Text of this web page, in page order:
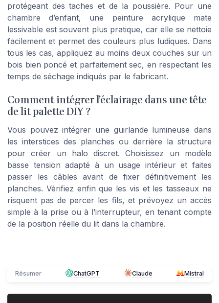
protégeant des taches et de la poussière. Pour une
chambre d’enfant, une peinture acrylique mate
lessivable est souvent plus pratique, car elle se nettoie
facilement et permet des couleurs plus ludiques. Dans
tous les cas, appliquez au moins deux couches sur un
bois bien poncé et parfaitement sec, en respectant les
temps de séchage indiqués par le fabricant.
Comment intégrer l’éclairage dans une tête
de lit palette DIY ?
Vous pouvez intégrer une guirlande lumineuse dans
les interstices des planches ou derrière la structure
pour créer un halo discret. Choisissez un modèle
basse tension adapté à un usage intérieur et faites
passer les câbles avant de fixer définitivement les
planches. Vérifiez enfin que les vis et les tasseaux ne
risquent pas de percer les fils, et prévoyez un accès
simple à la prise ou à l’interrupteur, en tenant compte
de la position réelle du lit dans la chambre.
Résumer ChatGPT Claude Mistral